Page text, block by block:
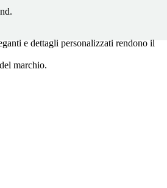
e dettagli personalizzati rendono il
marchio.